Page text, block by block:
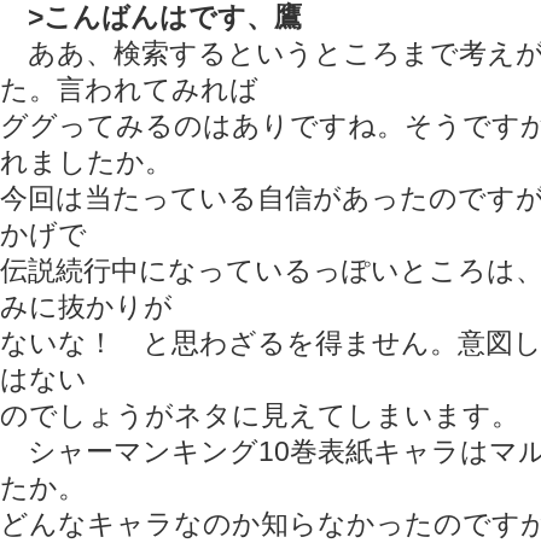
>こんばんはです、鷹
ああ、検索するというところまで考え
た。言われてみれば
ググってみるのはありですね。そうです
れましたか。
今回は当たっている自信があったのです
かげで
伝説続行中になっているっぽいところは
みに抜かりが
ないな！ と思わざるを得ません。意図
はない
のでしょうがネタに見えてしまいます。
シャーマンキング10巻表紙キャラはマ
たか。
どんなキャラなのか知らなかったのです